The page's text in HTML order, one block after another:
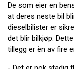
De som eier en
at deres neste bil
dieselbilister er
det blir bilkjøp.
tillegg er èn av fire